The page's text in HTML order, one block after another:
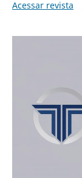
Acessar revista